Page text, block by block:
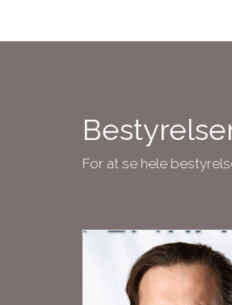
For at se hele